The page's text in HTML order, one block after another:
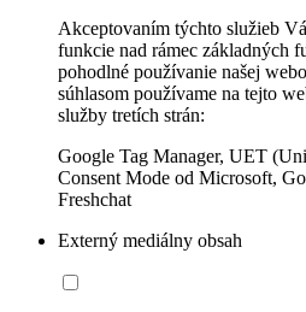
Akceptovaním týchto služieb
funkcie nad rámec základných
pohodlné používanie našej
súhlasom používame na tejto
služby tretích strán:
Google Tag Manager, UET
Consent Mode od Microsoft,
Freshchat
Externý mediálny obsah